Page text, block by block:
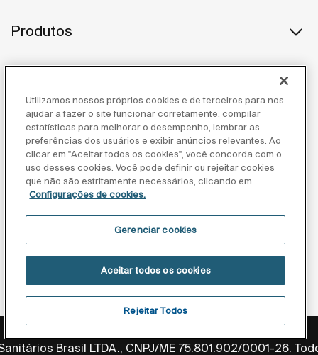
Produtos
Atendimento ao cliente
Sobre nós
Inspiração
Siga-nos
Brasil LTDA., CNPJ/ME 75.801.902/0001-26.
Utilizamos nossos próprios cookies e de terceiros para nos
ajudar a fazer o site funcionar corretamente, compilar
estatísticas para melhorar o desempenho, lembrar as
preferências dos usuários e exibir anúncios relevantes. Ao
clicar em "Aceitar todos os cookies", você concorda com o
uso desses cookies. Você pode definir ou rejeitar cookies
que não são estritamente necessários, clicando em
Configurações de cookies.
Gerenciar cookies
Rejeitar Todos
Aceitar todos os cookies